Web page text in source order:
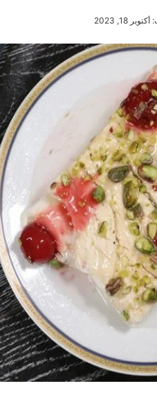
18, 2023